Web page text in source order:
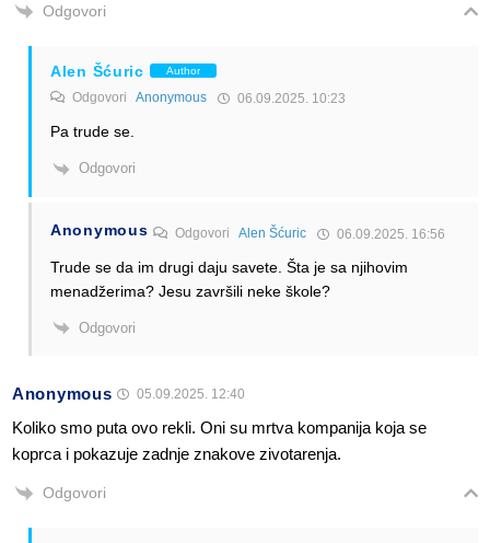
Odgovori
Alen Šćuric Author
Odgovori Anonymous 06.09.2025. 10:23
Pa trude se.
Odgovori
Anonymous OdgovoriAlen Šćuric 06.09.2025. 16:56
Trude se da im drugi daju savete. Šta je sa njihovim
menadžerima? Jesu završili neke škole?
Odgovori
Anonymous 05.09.2025. 12:40
Koliko smo puta ovo rekli. Oni su mrtva kompanija koja se
koprca i pokazuje zadnje znakove zivotarenja.
Odgovori